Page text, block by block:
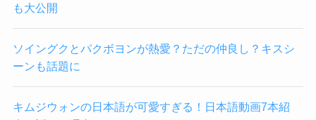
も大公開
ソイングクとパクボヨンが熱愛？ただの仲良し？キスシ
ーンも話題に
キムジウォンの日本語が可愛すぎる！日本語動画7本紹